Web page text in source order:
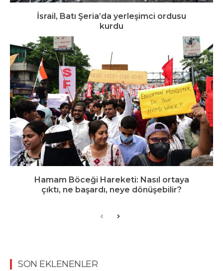
İsrail, Batı Şeria’da yerleşimci ordusu
kurdu
Hamam Böceği Hareketi: Nasıl ortaya
çıktı, ne başardı, neye dönüşebilir?
SON EKLENENLER